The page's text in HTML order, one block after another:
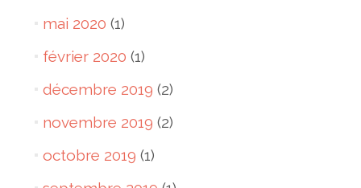
mai 2020 (1)
février 2020 (1)
décembre 2019 (2)
novembre 2019 (2)
octobre 2019 (1)